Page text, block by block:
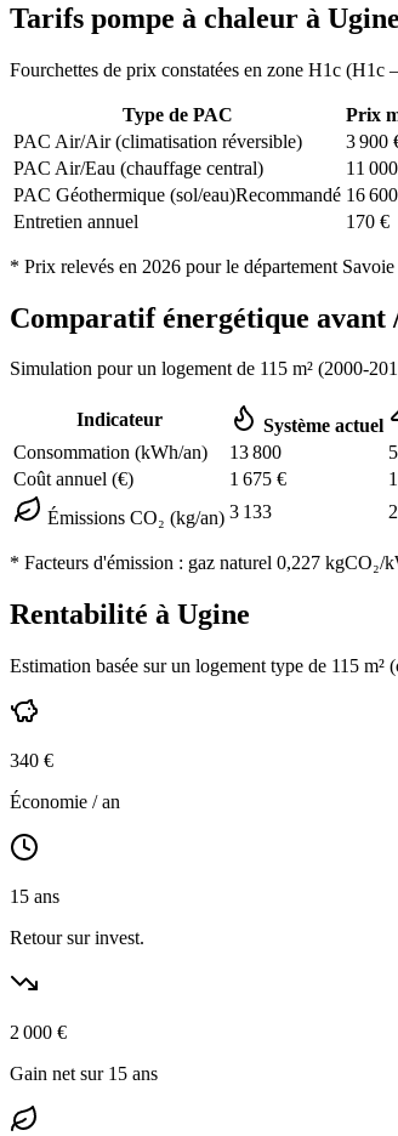
Tarifs pompe à chaleur à Ugine
Fourchettes de prix constatées en zone H1c (H1c
Type de PAC Prix
PAC Air/Air (climatisation réversible)
3 900
PAC Air/Eau (chauffage central)
11 000
PAC Géothermique (sol/eau)Recommandé 16 600
Entretien annuel
170 €
* Prix relevés en 2026 pour le département Savoie
Comparatif énergétique
Simulation pour un logement de 115 m² (2000-
Indicateur Système actuel
Consommation (kWh/an)
13 800
Coût annuel (€)
1 675 €
Émissions CO₂ (kg/an) 3 133
* Facteurs d'émission : gaz naturel 0,227 kgCO₂/
Rentabilité à Ugine
Estimation basée sur un logement type de 115 m²
340 €
Économie / an
15 ans
Retour sur invest.
2 000 €
Gain net sur 15 ans